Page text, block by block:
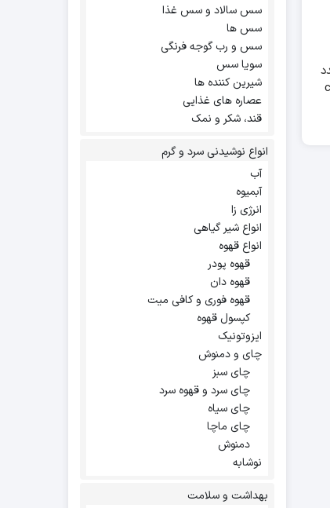
عدد
سس سالاد و سس غذا
سس ها
سس و رب گوجه فرنگی
سویا سس
شیرین کننده ها
عصاره های غذایی
قند، شکر و نمک
انواع نوشیدنی سرد و گرم
آب
آبمیوه
انرژی زا
انواع شیر گیاهی
انواع قهوه
قهوه پودر
قهوه دان
قهوه فوری و کافی میت
کپسول قهوه
ایزوتونیک
چای و دمنوش
چای سبز
چای سرد و قهوه سرد
چای سیاه
چای ماچا
دمنوش
نوشابه
بهداشت و سلامت